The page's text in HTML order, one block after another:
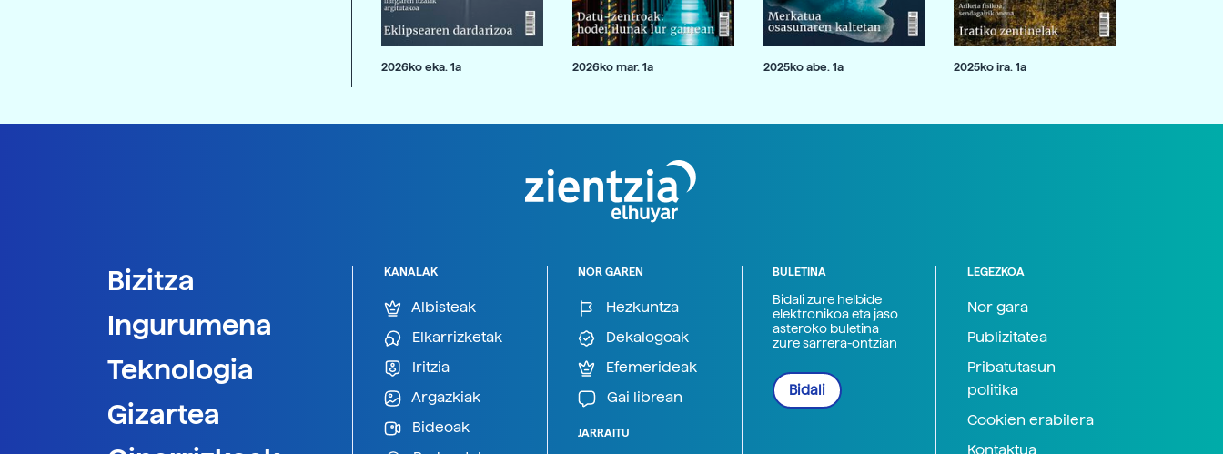
2026ko eka. 1a 2026ko mar. 1a 2025ko abe. 1a 2025ko ira. 1a
Bizitza
Ingurumena
Teknologia
Gizartea
KANALAK
Albisteak
Elkarrizketak
Iritzia
Argazkiak
Bideoak
NOR GAREN
Hezkuntza
Dekalogoak
Efemerideak
Gai librean
JARRAITU
BULETINA
Bidali zure helbide
elektronikoa eta jaso
asteroko buletina
zure sarrera-ontzian
Bidali
LEGEZKOA
Nor gara
Publizitatea
Pribatutasun
politika
Cookien erabilera
Kontaktua